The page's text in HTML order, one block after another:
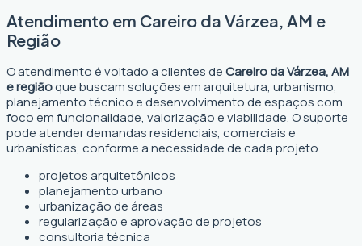
Atendimento em Careiro da Várzea, AM e
Região
O atendimento é voltado a clientes deCareiro da Várzea, AM
e regiãoque buscam soluções em arquitetura, urbanismo,
planejamento técnico e desenvolvimento de espaços com
foco em funcionalidade, valorização e viabilidade. O suporte
pode atender demandas residenciais, comerciais e
urbanísticas, conforme a necessidade de cada projeto.
projetos arquitetônicos
planejamento urbano
urbanização de áreas
regularização e aprovação de projetos
consultoria técnica